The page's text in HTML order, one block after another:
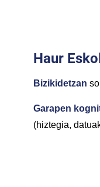
Haur
Bizikidetzan
Garapen
(hiztegia,